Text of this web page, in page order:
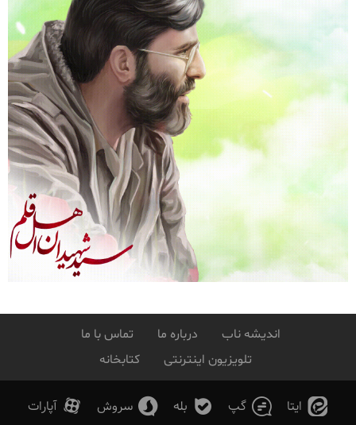
اندیشه ناب درباره ما
تماس با ما
تلویزیون اینترنتی
کتابخانه
ایتا گپ بله سروش آپارات